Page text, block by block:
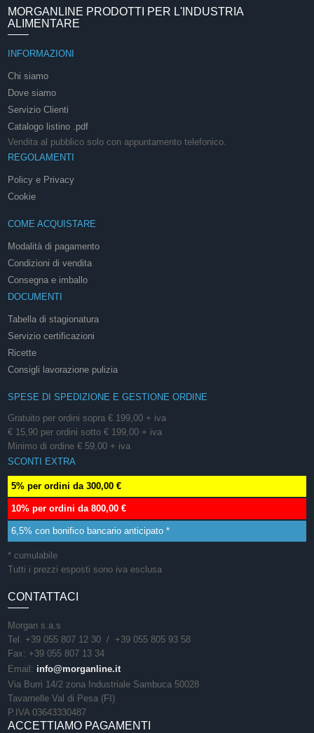
MORGANLINE PRODOTTI PER L'INDUSTRIA
ALIMENTARE
INFORMAZIONI
Chi siamo
Dove siamo
Servizio Clienti
Catalogo listino .pdf
Vendita al pubblico solo con appuntamento telefonico.
REGOLAMENTI
Policy e Privacy
Cookie
COME ACQUISTARE
Modalità di pagamento
Condizioni di vendita
Consegna e imballo
DOCUMENTI
Tabella di stagionatura
Servizio certificazioni
Ricette
Consigli lavorazione pulizia
SPESE DI SPEDIZIONE E GESTIONE ORDINE
Gratuito per ordini sopra € 199,00 + iva
€ 15,90 per ordini sotto € 199,00 + iva
Minimo di ordine € 59,00 + iva
SCONTI EXTRA
5% per ordini da 300,00 €
10% per ordini da 800,00 €
6,5% con bonifico bancario anticipato *
* cumulabile
Tutti i prezzi esposti sono iva esclusa
CONTATTACI
Morgan s.a.s
Tel. +39 055 807 12 30 / +39 055 805 93 58
Fax: +39 055 807 13 34
Email: info@morganline.it
Via Burri 14/2 zona Industriale Sambuca 50028
Tavarnelle Val di Pesa (FI)
P.IVA 03643330487
ACCETTIAMO PAGAMENTI